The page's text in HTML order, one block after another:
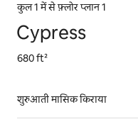
कुल 1 में से फ़्लोर प्लान 1
Cypress
680 ft²
शुरुआती मासिक किराया